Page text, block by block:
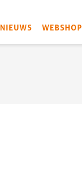
NIEUWS WEBSHOP